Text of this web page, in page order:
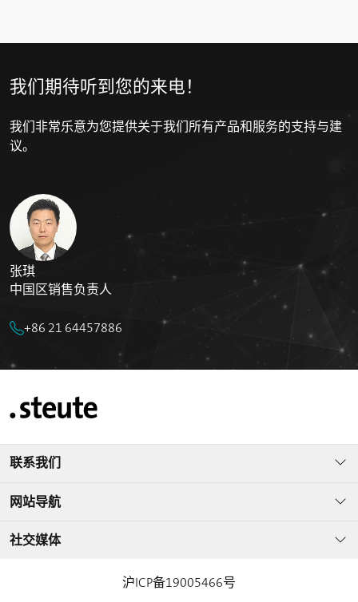
我们期待听到您的来电！
我们非常乐意为您提供关于我们所有产品和服务的支持与建
议。
张琪
中国区销售负责人
+86 21 64457886
联系我们
网站导航
社交媒体
沪ICP备19005466号